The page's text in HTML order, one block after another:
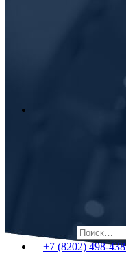
+7 (8202) 498-438